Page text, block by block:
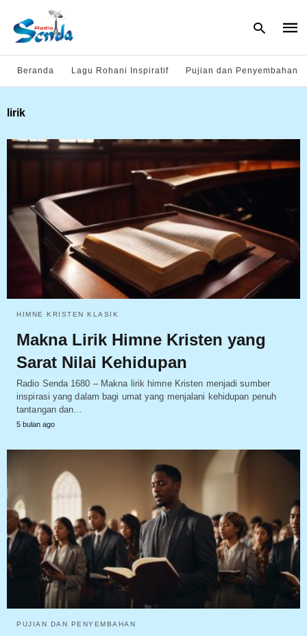
hit
Beranda Lagu Rohani Inspiratif Pujian dan Penyembahan
lirik
HIMNE KRISTEN KLASIK
Makna Lirik Himne Kristen yang
Sarat Nilai Kehidupan
Radio Senda 1680 – Makna lirik himne Kristen menjadi sumber
inspirasi yang dalam bagi umat yang menjalani kehidupan penuh
tantangan dan…
5 bulan ago
PUJIAN DAN PENYEMBAHAN